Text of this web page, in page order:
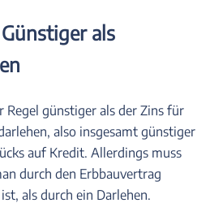
als
Regel günstiger als der Zins für
also insgesamt günstiger
auf Kredit. Allerdings muss
durch den Erbbauvertrag
als durch ein Darlehen.